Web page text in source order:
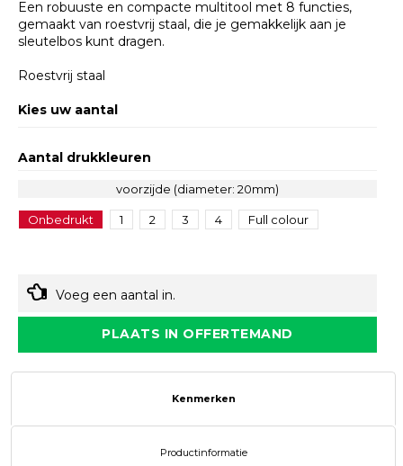
Een robuuste en compacte multitool met 8 functies,
gemaakt van roestvrij staal, die je gemakkelijk aan je
sleutelbos kunt dragen.
Roestvrij staal
Kies uw aantal
Aantal drukkleuren
voorzijde (diameter: 20mm)
Onbedrukt 1 2 3 4 Full colour
Voeg een aantal in.
PLAATS IN OFFERTEMAND
Kenmerken
Productinformatie